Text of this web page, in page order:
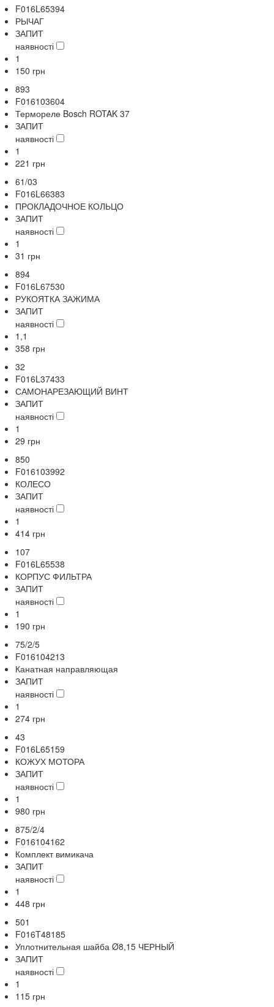
F016L65394
РЫЧАГ
ЗАПИТ
наявності
1
150 грн
893
F016103604
Термореле Bosch ROTAK 37
ЗАПИТ
наявності
1
221 грн
61/03
F016L66383
ПРОКЛАДОЧНОЕ КОЛЬЦО
ЗАПИТ
наявності
1
31 грн
894
F016L67530
РУКОЯТКА ЗАЖИМА
ЗАПИТ
наявності
1,1
358 грн
32
F016L37433
САМОНАРЕЗАЮЩИЙ ВИНТ
ЗАПИТ
наявності
1
29 грн
850
F016103992
КОЛЕСО
ЗАПИТ
наявності
1
414 грн
107
F016L65538
КОРПУС ФИЛЬТРА
ЗАПИТ
наявності
1
190 грн
75/2/5
F016104213
Канатная направляющая
ЗАПИТ
наявності
1
274 грн
43
F016L65159
КОЖУХ МОТОРА
ЗАПИТ
наявності
1
980 грн
875/2/4
F016104162
Комплект вимикача
ЗАПИТ
наявності
1
448 грн
501
F016T48185
Уплотнительная шайба Ø8,15 ЧЕРНЫЙ
ЗАПИТ
наявності
1
115 грн